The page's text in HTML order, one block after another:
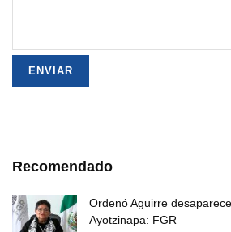
Recomendado
Ordenó Aguirre
Ayotzinapa: FGR